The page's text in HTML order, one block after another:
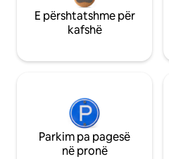
E përshtatshme për
kafshë
Parkim pa pagesë
në pronë